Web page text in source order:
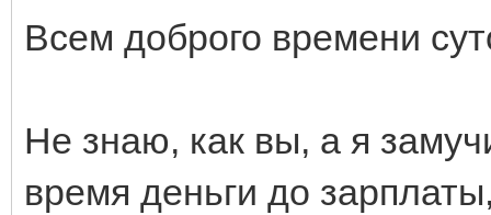
Всем доброго времени
Не знаю, как вы, а я
время деньги до